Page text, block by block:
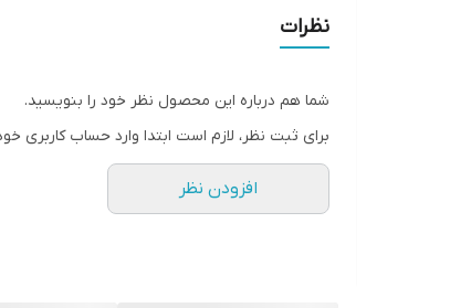
را به صورت طبیعی زیبا و بیشتر کرد. وجه تمایز
مژه‌ها، حتی باعث تقویت مژه‌ها شود.
نظرات
شما هم درباره این محصول نظر خود را بنویسید.
برای ثبت نظر، لازم است ابتدا وارد حساب کاربری
افزودن نظر